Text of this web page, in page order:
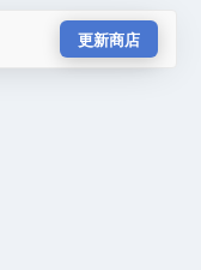
更新商店